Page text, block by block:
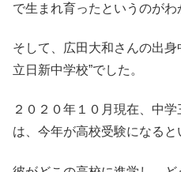
で生まれ育ったというのがわ
そして、広田大和さんの出
立日新中学校”でした。
２０２０年１０月現在、中
は、今年が高校受験になると